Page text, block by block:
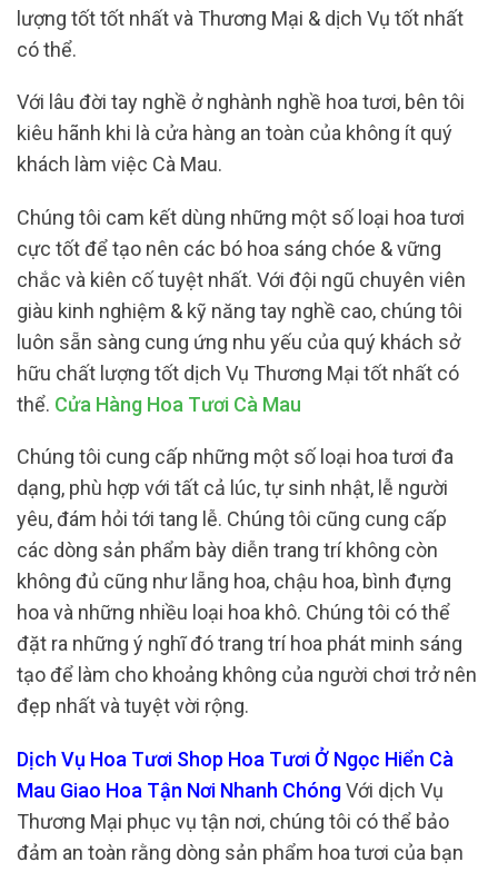
lượng tốt tốt nhất và Thương Mại & dịch Vụ tốt nhất
có thể.
Với lâu đời tay nghề ở nghành nghề hoa tươi, bên tôi
kiêu hãnh khi là cửa hàng an toàn của không ít quý
khách làm việc Cà Mau.
Chúng tôi cam kết dùng những một số loại hoa tươi
cực tốt để tạo nên các bó hoa sáng chóe & vững
chắc và kiên cố tuyệt nhất. Với đội ngũ chuyên viên
giàu kinh nghiệm & kỹ năng tay nghề cao, chúng tôi
luôn sẵn sàng cung ứng nhu yếu của quý khách sở
hữu chất lượng tốt dịch Vụ Thương Mại tốt nhất có
thể. Cửa Hàng Hoa Tươi Cà Mau
Chúng tôi cung cấp những một số loại hoa tươi đa
dạng, phù hợp với tất cả lúc, tự sinh nhật, lễ người
yêu, đám hỏi tới tang lễ. Chúng tôi cũng cung cấp
các dòng sản phẩm bày diễn trang trí không còn
không đủ cũng như lẵng hoa, chậu hoa, bình đựng
hoa và những nhiều loại hoa khô. Chúng tôi có thể
đặt ra những ý nghĩ đó trang trí hoa phát minh sáng
tạo để làm cho khoảng không của người chơi trở nên
đẹp nhất và tuyệt vời rộng.
Dịch Vụ Hoa Tươi Shop Hoa Tươi Ở Ngọc Hiển Cà
Mau Giao Hoa Tận Nơi Nhanh ChóngVới dịch Vụ
Thương Mại phục vụ tận nơi, chúng tôi có thể bảo
đảm an toàn rằng dòng sản phẩm hoa tươi của bạn